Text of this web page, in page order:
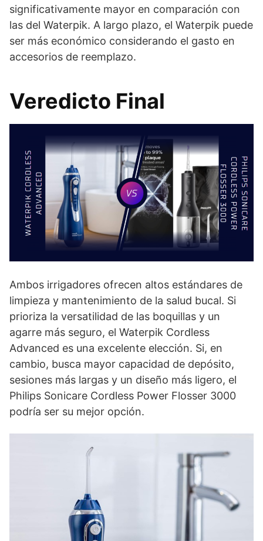
significativamente mayor en comparación con
las del Waterpik. A largo plazo, el Waterpik puede
ser más económico considerando el gasto en
accesorios de reemplazo.
Veredicto Final
Ambos irrigadores ofrecen altos estándares de
limpieza y mantenimiento de la salud bucal. Si
prioriza la versatilidad de las boquillas y un
agarre más seguro, el Waterpik Cordless
Advanced es una excelente elección. Si, en
cambio, busca mayor capacidad de depósito,
sesiones más largas y un diseño más ligero, el
Philips Sonicare Cordless Power Flosser 3000
podría ser su mejor opción.